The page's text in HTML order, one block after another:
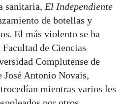
sanitaria, El Independiente
de botellas y
El más violento se ha
de Ciencias
Complutense de
Antonio Novais,
mientras varios les